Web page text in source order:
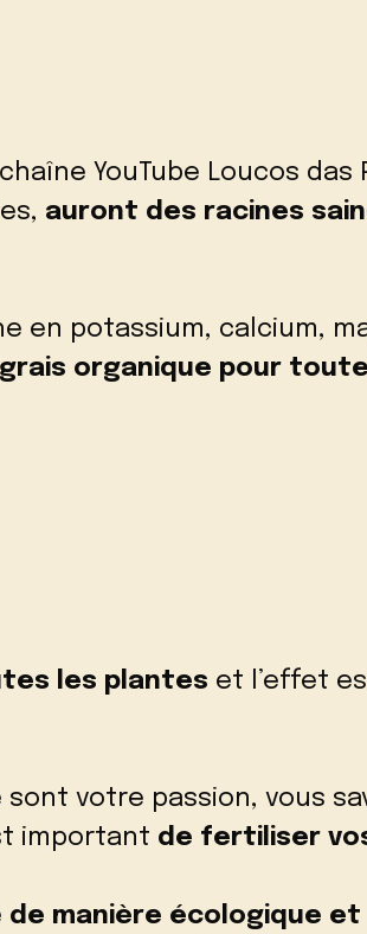
YouTube Loucos das
auront des racines
en potassium, calcium,
organique pour
les plantes et l’effet
votre passion, vous
important de fertiliser
de manière écologique et